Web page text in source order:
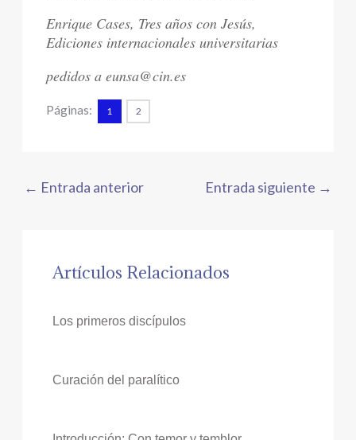
Enrique Cases, Tres años con Jesús,
Ediciones internacionales universitarias
pedidos a eunsa@cin.es
Páginas: 1 2
← Entrada anterior Entrada siguiente →
Artículos Relacionados
Los primeros discípulos
Curación del paralítico